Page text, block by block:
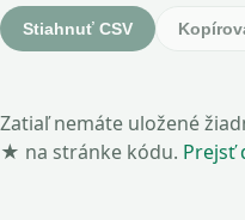
Stiahnuť CSV
Zatiaľ nemáte uložené
★ na stránke kódu. Prejsť